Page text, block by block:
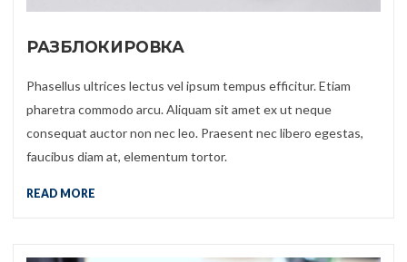
РАЗБЛОКИРОВКА
Phasellus ultrices lectus vel ipsum tempus efficitur. Etiam
pharetra commodo arcu. Aliquam sit amet ex ut neque
consequat auctor non nec leo. Praesent nec libero egestas,
faucibus diam at, elementum tortor.
READ MORE